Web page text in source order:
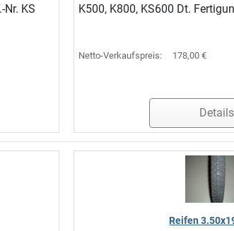
KS
K500, K800, KS600 Dt.
Netto-Verkaufspreis: 178,00 €
Details
Reifen